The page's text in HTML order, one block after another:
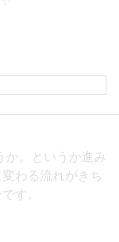
か。というか進み
わる流れがきち
す。